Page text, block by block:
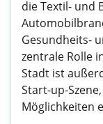
die Textil- und
Gesundheits-
zentrale Rolle
Stadt ist
Start-up-
Möglichkeiten